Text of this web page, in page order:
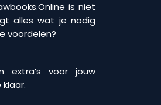
is niet
alles wat je nodig
voordelen?
extra’s voor jouw